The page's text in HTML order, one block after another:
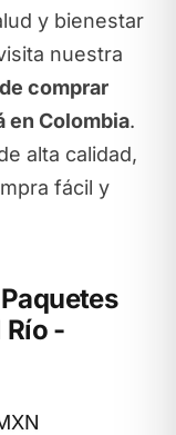
y bienestar
nuestra
comprar
en Colombia.
alta calidad,
fácil y
Río -